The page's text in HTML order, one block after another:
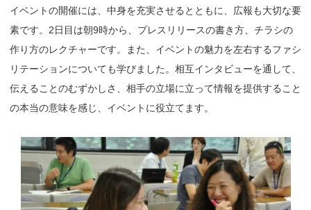
イベントの開催には、中身を充実させるとともに、広報も大切な要
素です。2日目は朝9時から、プレスリリースの書き方、チラシの
作り方のレクチャーです。また、イベントの魅力を左右するファシ
リテーションについても学びました。相互インタビューを通して、
伝えることのむずかしさ、相手の立場に立って情報を提供すること
の本当の意味を感じ、イベントに役立てます。